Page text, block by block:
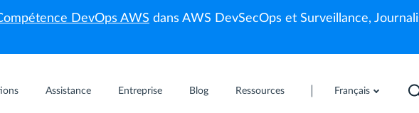
DevOps AWS dans AWS DevSecOps et Surveillance,
Assistance Entreprise Blog Ressources Français